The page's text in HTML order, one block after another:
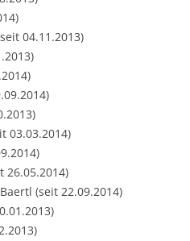
04.11.2013)
03.03.2014)
26.05.2014)
(seit 22.09.2014)